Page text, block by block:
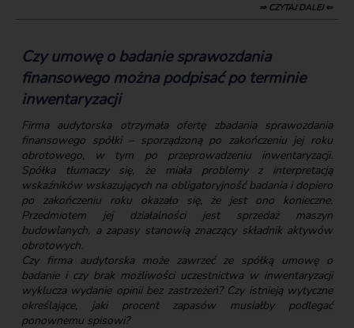
⇒ CZYTAJ DALEJ ⇐
Czy umowę o badanie sprawozdania
finansowego można podpisać po terminie
inwentaryzacji
Firma audytorska otrzymała ofertę zbadania sprawozdania
finansowego spółki – sporządzoną po zakończeniu jej roku
obrotowego, w tym po przeprowadzeniu inwentaryzacji.
Spółka tłumaczy się, że miała problemy z interpretacją
wskaźników wskazujących na obligatoryjność badania i dopiero
po zakończeniu roku okazało się, że jest ono konieczne.
Przedmiotem jej działalności jest sprzedaż maszyn
budowlanych, a zapasy stanowią znaczący składnik aktywów
obrotowych.
Czy firma audytorska może zawrzeć ze spółką umowę o
badanie i czy brak możliwości uczestnictwa w inwentaryzacji
wyklucza wydanie opinii bez zastrzeżeń? Czy istnieją wytyczne
określające, jaki procent zapasów musiałby podlegać
ponownemu spisowi?